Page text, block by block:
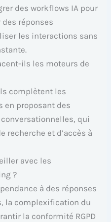
des workflows IA pour
réponses
les interactions sans
ils les moteurs de
complètent les
en proposant des
qui
recherche et d’accès à
avec les
?
à des réponses
la complexification du
la conformité RGPD